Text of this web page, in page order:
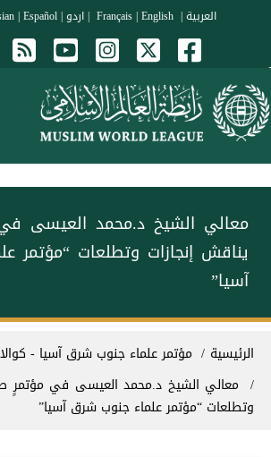
تجاوز إلى المحتوى الرئيسي
العربية|
|English
| اردو|
|Español
معالي الشيخ د.محمد العيسى‬⁩
يناقش إنجازات وتطلعات “مؤتمر
آسيا”
مسار التنقل
الرئيسية
مؤتمر علماء جنوب شرق آسيا -
معالي الشيخ د.محمد العيسى‬⁩ في مؤتمرٍ
وتطلعات “مؤتمر علماء جنوب شرق آسيا”